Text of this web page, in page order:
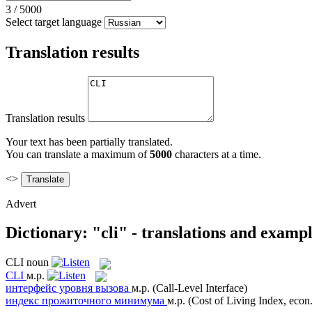
3 / 5000
Select target language
Translation results
Translation results
Your text has been partially translated.
You can translate a maximum of5000 characters at a time.
<>
Advert
Dictionary: "cli" - translations and
CLI noun
CLI м.р.
интерфейс уровня вызова м.р. (Call-Level Interface)
индекс прожиточного минимума м.р. (Cost of Living Index,